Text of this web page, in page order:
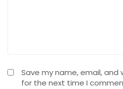
Save my name, email,
for the next time I